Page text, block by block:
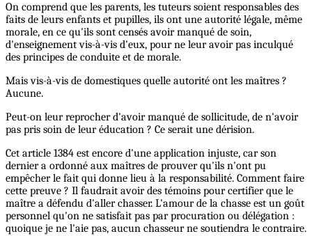
On comprend que les parents, les tuteurs soient responsables des
faits de leurs enfants et pupilles, ils ont une autorité légale, même
morale, en ce qu'ils sont censés avoir manqué de soin,
d'enseignement vis-à-vis d'eux, pour ne leur avoir pas inculqué
des principes de conduite et de morale.
Mais vis-à-vis de domestiques quelle autorité ont les maîtres ?
Aucune.
Peut-on leur reprocher d'avoir manqué de sollicitude, de n'avoir
pas pris soin de leur éducation ? Ce serait une dérision.
Cet article 1384 est encore d'une application injuste, car son
dernier a ordonné aux maîtres de prouver qu'ils n'ont pu
empêcher le fait qui donne lieu à la responsabilité. Comment faire
cette preuve ? Il faudrait avoir des témoins pour certifier que le
maître a défendu d'aller chasser. L'amour de la chasse est un goût
personnel qu'on ne satisfait pas par procuration ou délégation :
quoique je ne l'aie pas, aucun chasseur ne soutiendra le contraire.